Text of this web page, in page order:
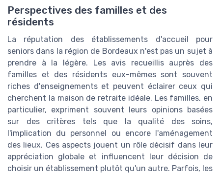
Perspectives des familles et des
résidents
La réputation des établissements d'accueil pour
seniors dans la région de Bordeaux n'est pas un sujet à
prendre à la légère. Les avis recueillis auprès des
familles et des résidents eux-mêmes sont souvent
riches d'enseignements et peuvent éclairer ceux qui
cherchent la maison de retraite idéale. Les familles, en
particulier, expriment souvent leurs opinions basées
sur des critères tels que la qualité des soins,
l'implication du personnel ou encore l'aménagement
des lieux. Ces aspects jouent un rôle décisif dans leur
appréciation globale et influencent leur décision de
choisir un établissement plutôt qu'un autre. Parfois, les